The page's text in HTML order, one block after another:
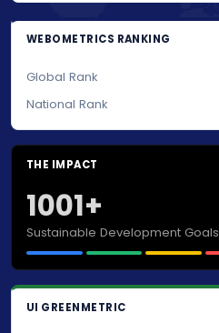
WEBOMETRICS RANKING
Global Rank
National Rank
THE IMPACT
1001+
Sustainable Development Goals
UI GREENMETRIC